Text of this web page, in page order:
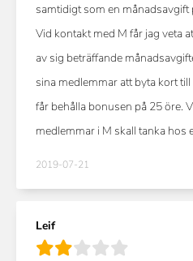
samtidigt som en
Vid kontakt med M får jag veta
av sig beträffande
sina medlemmar att byta kort till
får behålla bonusen på 25 öre.
medlemmar i M skall tanka hos
2019-07-21
Leif